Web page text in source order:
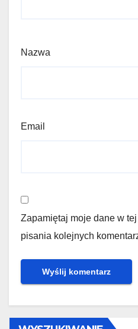
Nazwa
Email
Zapamiętaj moje dane w
pisania kolejnych